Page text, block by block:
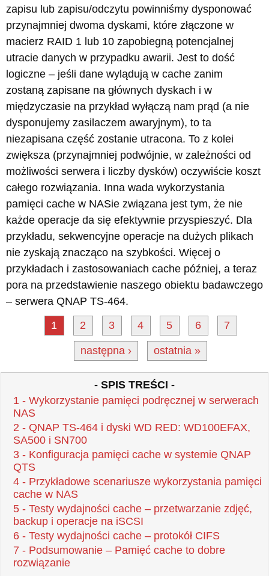
zapisu lub zapisu/odczytu powinniśmy dysponować
przynajmniej dwoma dyskami, które złączone w
macierz RAID 1 lub 10 zapobiegną potencjalnej
utracie danych w przypadku awarii. Jest to dość
logiczne – jeśli dane wylądują w cache zanim
zostaną zapisane na głównych dyskach i w
międzyczasie na przykład wyłączą nam prąd (a nie
dysponujemy zasilaczem awaryjnym), to ta
niezapisana część zostanie utracona. To z kolei
zwiększa (przynajmniej podwójnie, w zależności od
możliwości serwera i liczby dysków) oczywiście koszt
całego rozwiązania. Inna wada wykorzystania
pamięci cache w NASie związana jest tym, że nie
każde operacje da się efektywnie przyspieszyć. Dla
przykładu, sekwencyjne operacje na dużych plikach
nie zyskają znacząco na szybkości. Więcej o
przykładach i zastosowaniach cache później, a teraz
pora na przedstawienie naszego obiektu badawczego
– serwera QNAP TS-464.
1
2 3 4 5 6 7
następna › ostatnia »
- SPIS TREŚCI -
1 - Wykorzystanie pamięci podręcznej w serwerach
NAS
2 - QNAP TS-464 i dyski WD RED: WD100EFAX,
SA500 i SN700
3 - Konfiguracja pamięci cache w systemie QNAP
QTS
4 - Przykładowe scenariusze wykorzystania pamięci
cache w NAS
5 - Testy wydajności cache – przetwarzanie zdjęć,
backup i operacje na iSCSI
6 - Testy wydajności cache – protokół CIFS
7 - Podsumowanie – Pamięć cache to dobre
rozwiązanie